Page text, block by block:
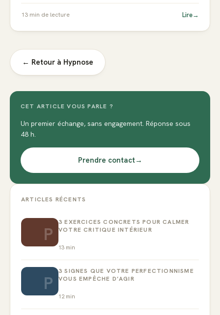
13 min de lecture Lire→
← Retour à Hypnose
CET ARTICLE VOUS PARLE ?
Un premier échange, sans engagement. Réponse sous
48 h.
Prendre contact→
ARTICLES RÉCENTS
P
3 EXERCICES CONCRETS POUR CALMER
VOTRE CRITIQUE INTÉRIEUR
13 min
P
3 SIGNES QUE VOTRE PERFECTIONNISME
VOUS EMPÊCHE D’AGIR
12 min